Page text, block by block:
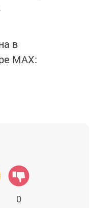
в
MАХ:
0